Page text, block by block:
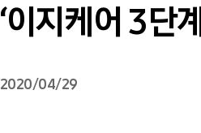
‘이지케어 3단
2020/04/29